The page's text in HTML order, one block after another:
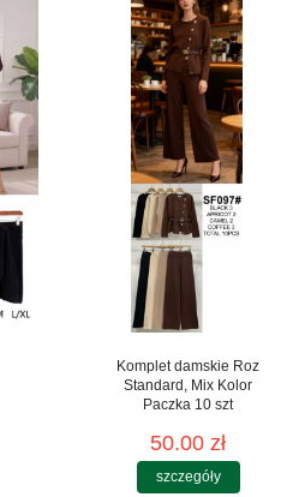
Komplet damskie Roz
Standard, Mix Kolor
Paczka 10 szt
50.00 zł
szczegóły